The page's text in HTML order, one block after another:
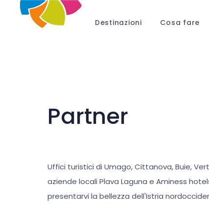
Destinazioni Cosa fare
Partner
Uffici turistici di Umago, Cittanova, Buie,
aziende locali Plava Laguna e Aminess
presentarvi la bellezza dell'Istria